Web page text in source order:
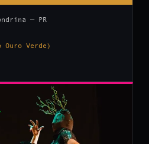
— PR
Ouro Verde)